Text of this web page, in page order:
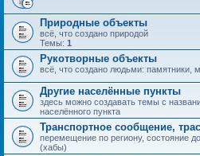
Природные объекты
всё, что создано природой
Темы: 1
Рукотворные объекты
всё, что создано людьми: памятники,
Другие населённые пункты
здесь можно создавать темы с
населённого пункта
Транспортное сообщение,
перемещение по региону, состояние
(хабы)